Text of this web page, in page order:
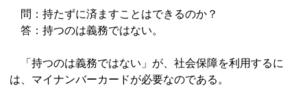
問：持たずに済ますことはできるのか？
答：持つのは義務ではない。
「持つのは義務ではない」が、社会保障を利用するに
は、マイナンバーカードが必要なのである。